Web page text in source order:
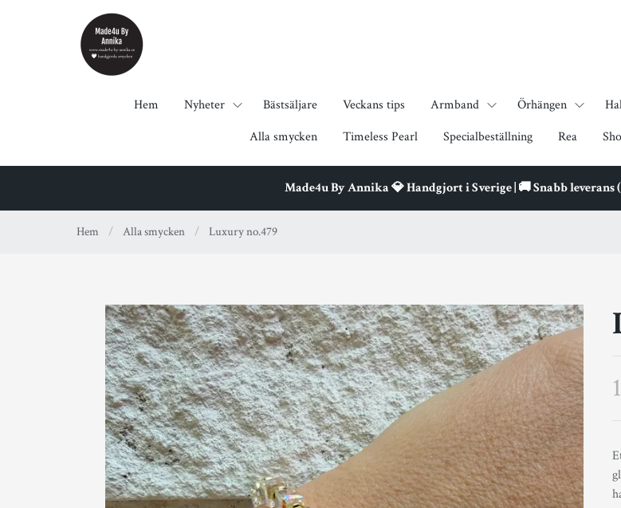
Hem Nyheter Bästsäljare Veckans tips Armband Örhängen
Alla smycken
Timeless Pearl Specialbeställning Rea
Made4u By Annika 💎 Handgjort i Sverige | 🚚 Snabb leverans
Hem / Alla smycken / Luxury no.479